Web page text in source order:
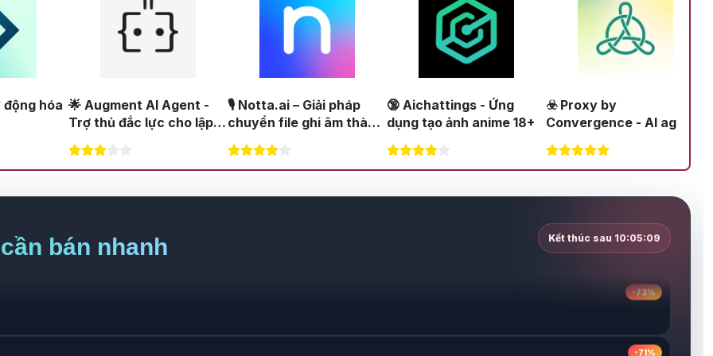
Agent -
cho lập
🎙️ Notta.ai – Giải pháp
chuyển file ghi âm thành
🔞 Aichattings - Ứng
dụng tạo ảnh anime 18+
☣️ Proxy by
Convergence - AI agent
📕 Kimi AI - Ứng dụng
tắt hàng chục file dữ liệu
bán nhanh Kết thúc sau 10:05:07
-71%